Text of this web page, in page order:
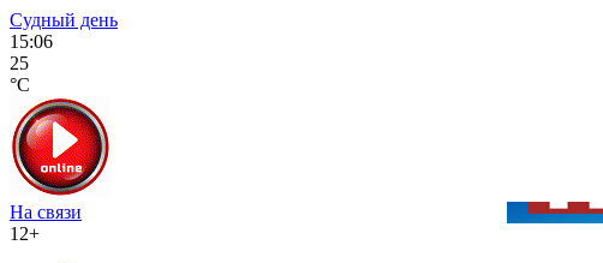
Судный день
15:06
25
°C
На связи
12+